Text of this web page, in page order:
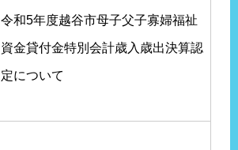
令和5年度越谷市母子父子寡婦福祉
資金貸付金特別会計歳入歳出決算認
定について